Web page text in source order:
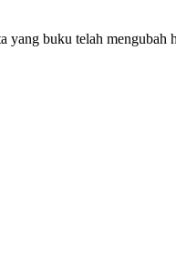
buku telah mengubah